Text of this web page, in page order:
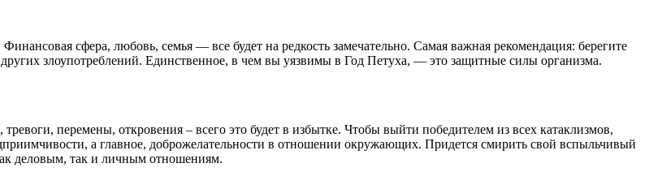
сфера, любовь, семья — все будет на редкость замечательно. Самая важная рекомендация: берегите
злоупотреблений. Единственное, в чем вы уязвимы в Год Петуха, — это защитные силы организма.
перемены, откровения – всего это будет в избытке. Чтобы выйти победителем из всех катаклизмов,
а главное, доброжелательности в отношении окружающих. Придется смирить свой вспыльчивый
деловым, так и личным отношениям.